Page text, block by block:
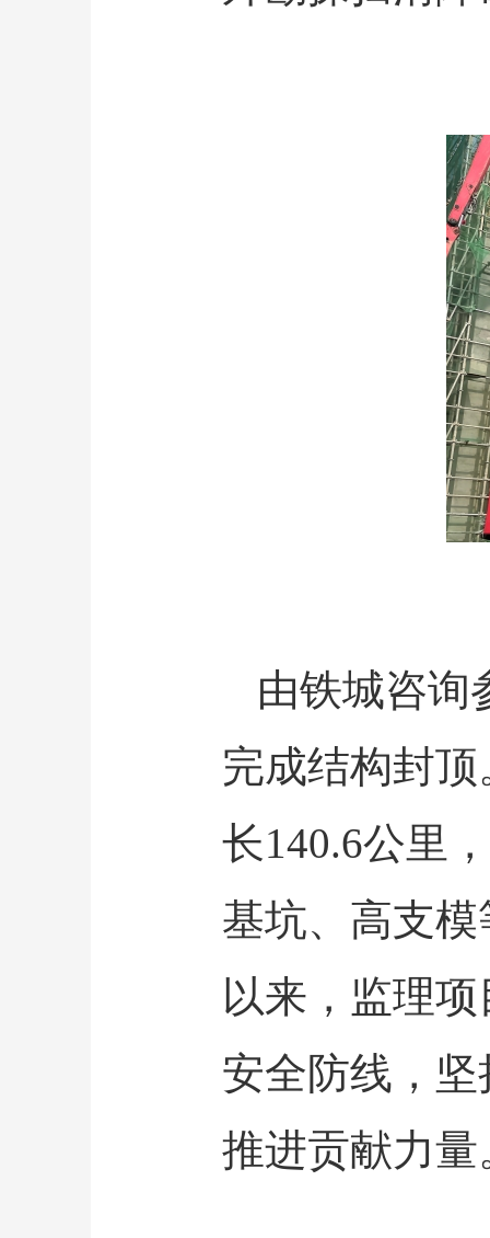
由铁城咨询
完成结构封
长140.6公里
基坑、高支
以来，监理
安全防线，
推进贡献力量